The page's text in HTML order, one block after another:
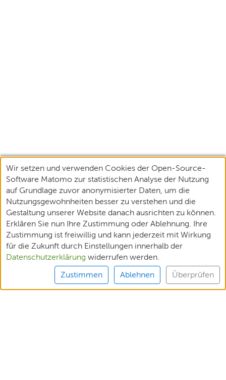
Wir setzen und verwenden Cookies der Open-Source-
Software Matomo zur statistischen Analyse der Nutzung
auf Grundlage zuvor anonymisierter Daten, um die
Nutzungsgewohnheiten besser zu verstehen und die
Gestaltung unserer Website danach ausrichten zu können.
Erklären Sie nun Ihre Zustimmung oder Ablehnung. Ihre
Zustimmung ist freiwillig und kann jederzeit mit Wirkung
für die Zukunft durch Einstellungen innerhalb der
Datenschutzerklärung widerrufen werden.
Zustimmen Ablehnen Überprüfen